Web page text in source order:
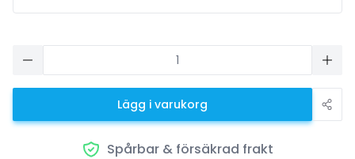
Lägg i varukorg
Spårbar & försäkrad frakt